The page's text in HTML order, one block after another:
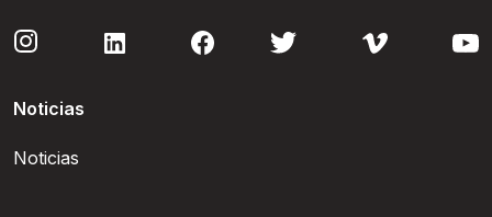
Noticias
Noticias